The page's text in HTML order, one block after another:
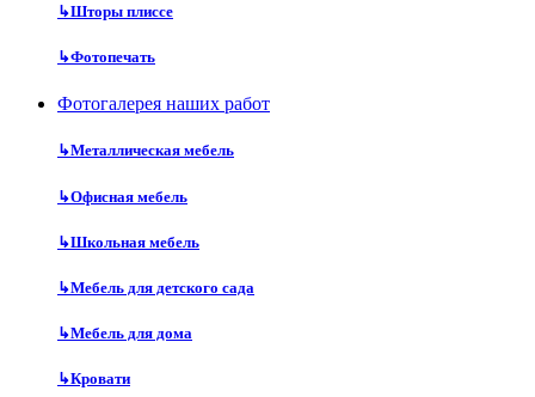
↳Шторы плиссе
↳Фотопечать
Фотогалерея наших работ
↳Металлическая мебель
↳Офисная мебель
↳Школьная мебель
↳Мебель для детского сада
↳Мебель для дома
↳Кровати